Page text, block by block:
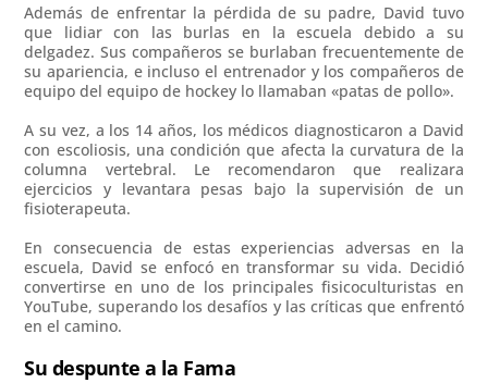
Además de enfrentar la pérdida de su padre, David tuvo
que lidiar con las burlas en la escuela debido a su
delgadez. Sus compañeros se burlaban frecuentemente de
su apariencia, e incluso el entrenador y los compañeros de
equipo del equipo de hockey lo llamaban «patas de pollo».
A su vez, a los 14 años, los médicos diagnosticaron a David
con escoliosis, una condición que afecta la curvatura de la
columna vertebral. Le recomendaron que realizara
ejercicios y levantara pesas bajo la supervisión de un
fisioterapeuta.
En consecuencia de estas experiencias adversas en la
escuela, David se enfocó en transformar su vida. Decidió
convertirse en uno de los principales fisicoculturistas en
YouTube, superando los desafíos y las críticas que enfrentó
en el camino.
Su despunte a la Fama